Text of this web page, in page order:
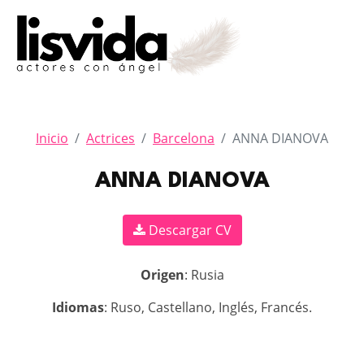
Inicio Actrices Barcelona ANNA DIANOVA
ANNA DIANOVA
Descargar CV
Origen: Rusia
Idiomas: Ruso, Castellano, Inglés, Francés.